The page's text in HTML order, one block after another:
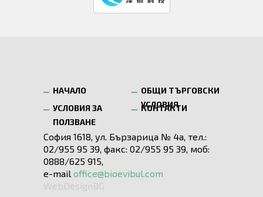
НАЧАЛО
ОБЩИ ТЪРГОВСКИ
УСЛОВИЯ
УСЛОВИЯ ЗА
ПОЛЗВАНЕ
КОНТАКТИ
София 1618, ул. Бързарица № 4а, тел.:
02/955 95 39, факс: 02/955 95 39, моб:
0888/625 915,
e-mail office@bioevibul.com
WebDesignBG